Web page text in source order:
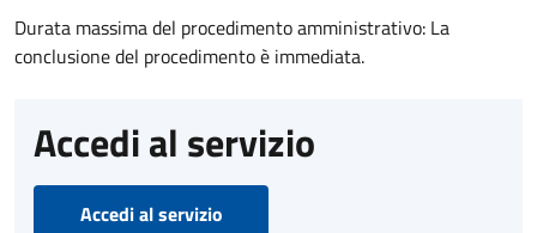
Durata massima del procedimento amministrativo: La
conclusione del procedimento è immediata.
Accedi al servizio
Accedi al servizio